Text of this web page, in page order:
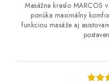
Masážne kreslo MARCOS
ponúka maximálny
funkciou masáže aj